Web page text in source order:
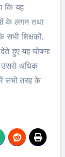
कि यह
के लगन तथा
सभी शिक्षकों,
हुए यह घोषणा
उससे अधिक
सभी तरह के